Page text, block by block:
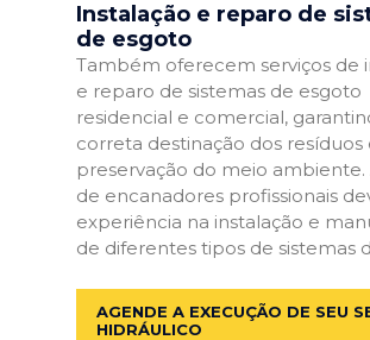
Instalação e reparo de
de esgoto
Também oferecem serviços de
e reparo de sistemas de esgoto
residencial e comercial,
correta destinação dos resíduos
preservação do meio ambiente.
de encanadores profissionais
experiência na instalação e
de diferentes tipos de sistemas
AGENDE A EXECUÇÃO DE SEU
HIDRÁULICO